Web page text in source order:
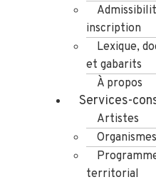
inscription
Lexique,
et gabarits
À propos
Services-
Artistes
Organismes
territorial